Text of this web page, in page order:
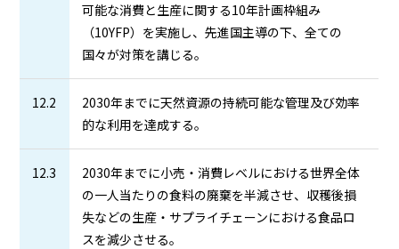
可能な消費と生産に関する10年計画枠組み
（10YFP）を実施し、先進国主導の下、全ての
国々が対策を講じる。
12.2
2030年までに天然資源の持続可能な管理及び効率
的な利用を達成する。
12.3
2030年までに小売・消費レベルにおける世界全体
の一人当たりの食料の廃棄を半減させ、収穫後損
失などの生産・サプライチェーンにおける食品ロ
スを減少させる。